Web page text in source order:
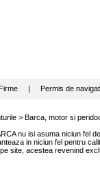
Firme| Permis de
> Barca, motor si
nu isi asuma niciun fel
in niciun fel pentru
site, acestea revenind